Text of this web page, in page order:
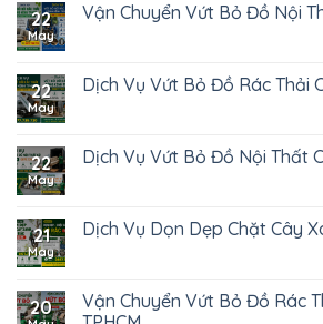
22
May
Vận Chuyển Vứt Bỏ Đồ Nội
22
May
Dịch Vụ Vứt Bỏ Đồ Rác Thải
22
May
Dịch Vụ Vứt Bỏ Đồ Nội Thất
21
May
Dịch Vụ Dọn Dẹp Chặt Cây
20
Vận Chuyển Vứt Bỏ Đồ Rác